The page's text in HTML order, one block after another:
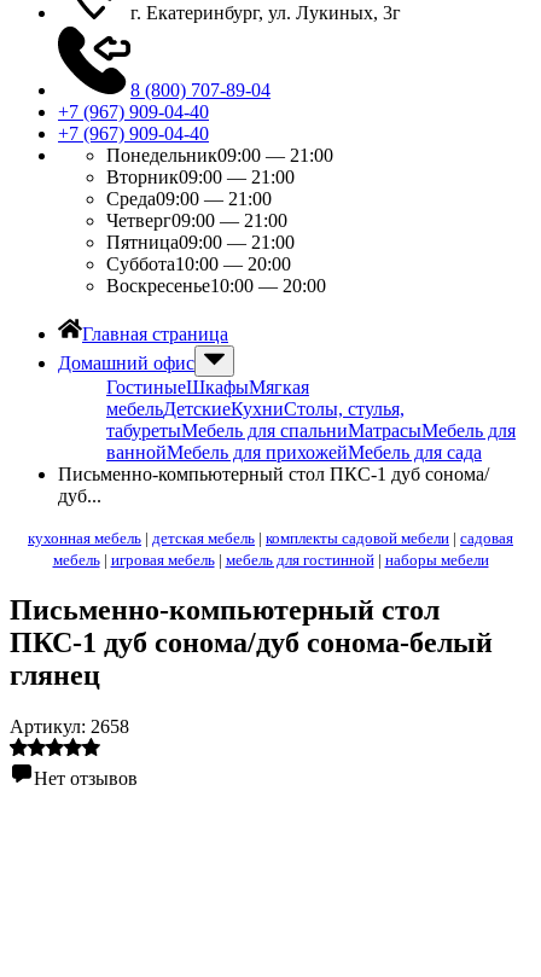
г. Екатеринбург, ул. Лукиных, 3г
8 (800) 707-89-04
+7 (967) 909-04-40
+7 (967) 909-04-40
Понедельник09:00 — 21:00
Вторник09:00 — 21:00
Среда09:00 — 21:00
Четверг09:00 — 21:00
Пятница09:00 — 21:00
Суббота10:00 — 20:00
Воскресенье10:00 — 20:00
Главная страница
Домашний офис
ГостиныеШкафыМягкая
мебельДетскиеКухниСтолы, стулья,
табуретыМебель для спальниМатрасыМебель для
ваннойМебель для прихожейМебель для сада
Письменно-компьютерный стол ПКС-1 дуб сонома/
дуб...
кухонная мебель | детская мебель | комплекты садовой мебели | садовая
мебель| игровая мебель| мебель для гостинной| наборы мебели
Письменно-компьютерный стол
ПКС-1 дуб сонома/дуб сонома-белый
глянец
Артикул: 2658
Нет отзывов